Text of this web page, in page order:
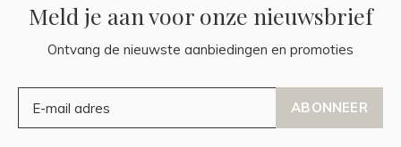
Meld je aan voor onze nieuwsbrief
Ontvang de nieuwste aanbiedingen en promoties
ABONNEER